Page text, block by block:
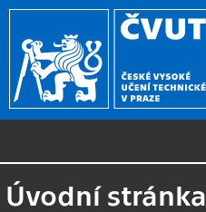
Úvodní stránka